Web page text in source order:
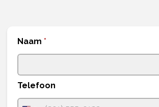
D
ñ
o
O
Naam *
Telefoon